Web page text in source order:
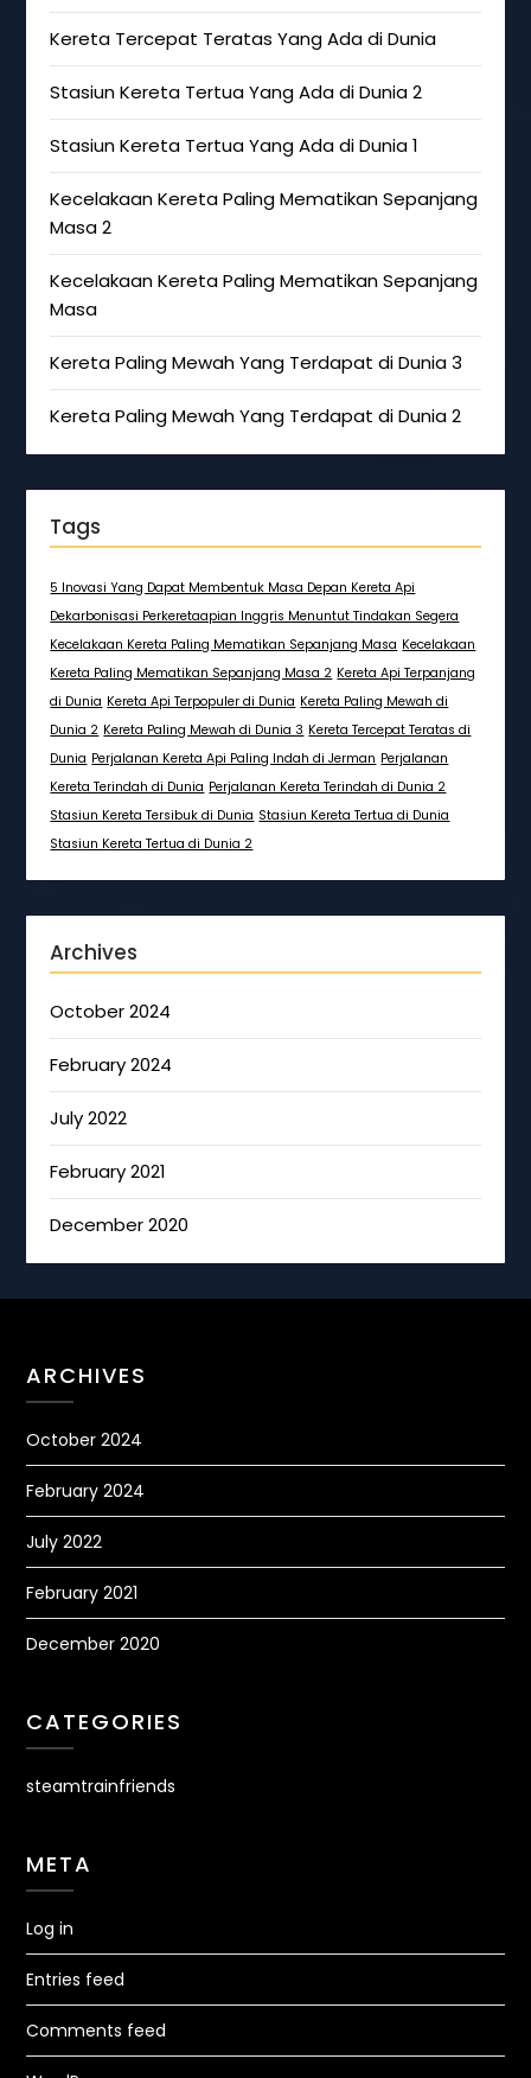
Kereta Tercepat Teratas Yang Ada di Dunia
Stasiun Kereta Tertua Yang Ada di Dunia 2
Stasiun Kereta Tertua Yang Ada di Dunia 1
Kecelakaan Kereta Paling Mematikan Sepanjang
Masa 2
Kecelakaan Kereta Paling Mematikan Sepanjang
Masa
Kereta Paling Mewah Yang Terdapat di Dunia 3
Kereta Paling Mewah Yang Terdapat di Dunia 2
Tags
5 Inovasi Yang Dapat Membentuk Masa Depan Kereta Api
Dekarbonisasi Perkeretaapian Inggris Menuntut Tindakan Segera
Kecelakaan Kereta Paling Mematikan Sepanjang Masa Kecelakaan
Kereta Paling Mematikan Sepanjang Masa 2 Kereta Api Terpanjang
di Dunia Kereta Api Terpopuler di Dunia Kereta Paling Mewah di
Dunia 2 Kereta Paling Mewah di Dunia 3 Kereta Tercepat Teratas di
Dunia Perjalanan Kereta Api Paling Indah di Jerman Perjalanan
Kereta Terindah di Dunia Perjalanan Kereta Terindah di Dunia 2
Stasiun Kereta Tersibuk di Dunia Stasiun Kereta Tertua di Dunia
Stasiun Kereta Tertua di Dunia 2
Archives
October 2024
February 2024
July 2022
February 2021
December 2020
ARCHIVES
October 2024
February 2024
July 2022
February 2021
December 2020
CATEGORIES
steamtrainfriends
META
Log in
Entries feed
Comments feed